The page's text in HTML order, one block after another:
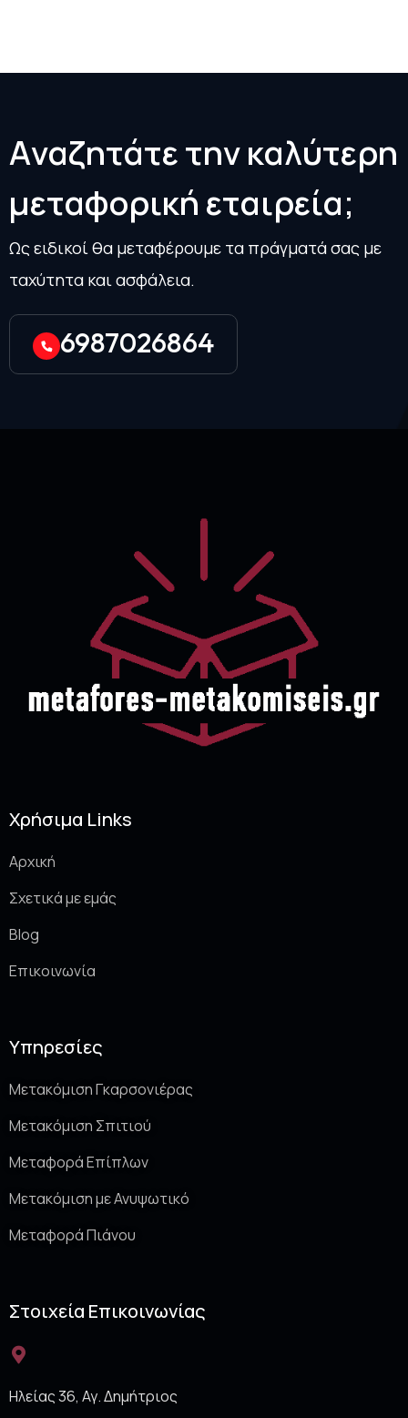
Αναζητάτετηνκαλύτερη
μεταφορική εταιρεία;
Ως ειδικοί θα μεταφέρουμε τα πράγματά σας με
ταχύτητα και ασφάλεια.
6987026864
Χρήσιμα Links
Αρχική
Σχετικά με εμάς
Blog
Επικοινωνία
Υπηρεσίες
Μετακόμιση Γκαρσονιέρας
Μετακόμιση Σπιτιού
Μεταφορά Επίπλων
Μετακόμιση με Ανυψωτικό
Μεταφορά Πιάνου
Στοιχεία Επικοινωνίας
Ηλείας 36, Αγ. Δημήτριος